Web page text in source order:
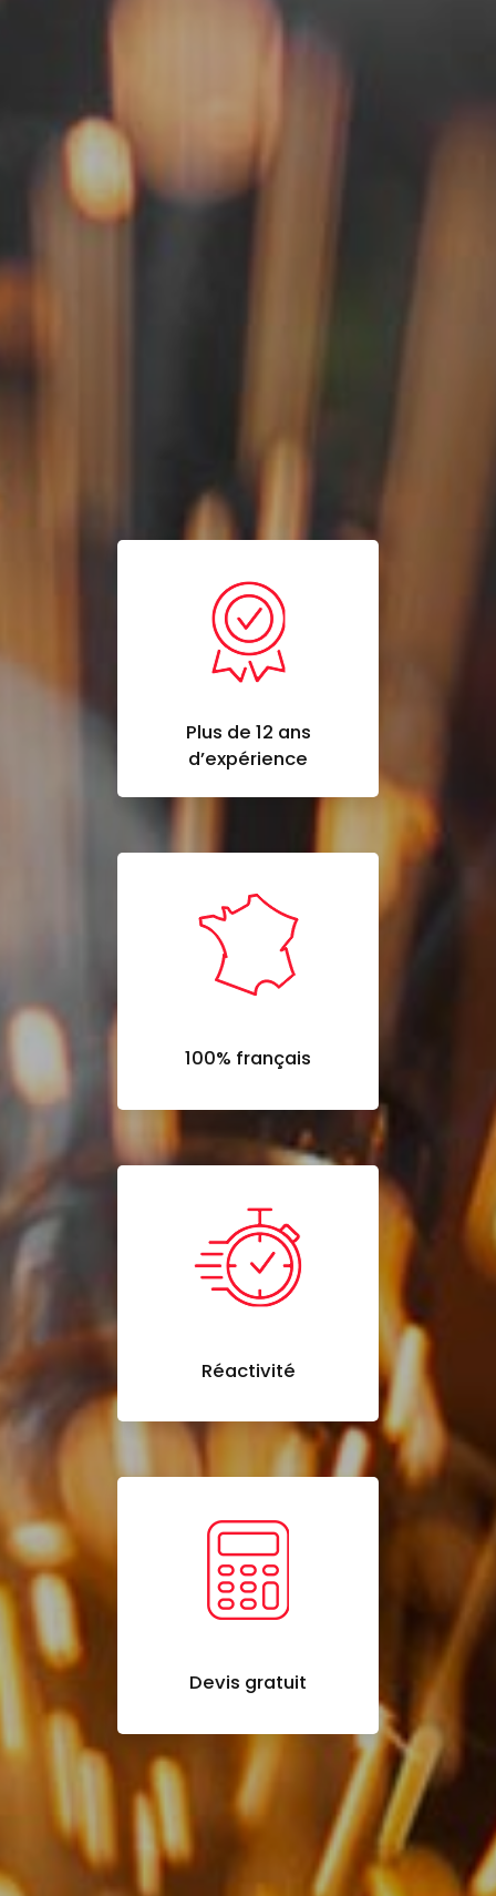
Plus de 12 ans
d’expérience
100% français
Réactivité
Devis gratuit